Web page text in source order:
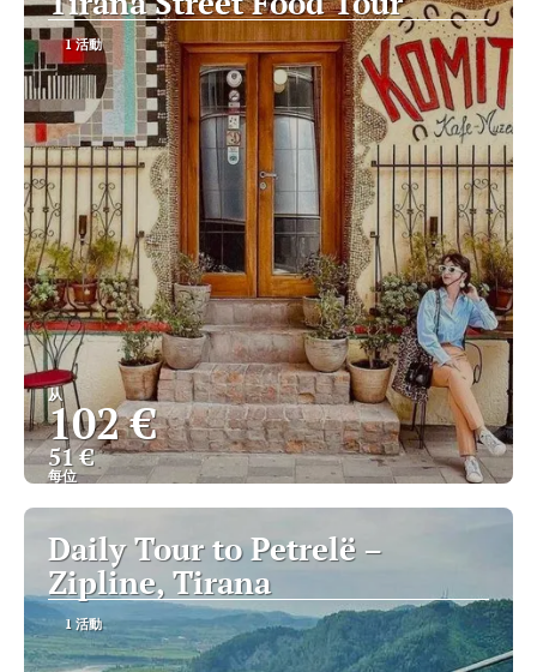
1 活動
从
102 €
51 €
每位
查看
Daily Tour to Petrelë –
Zipline, Tirana
1 活動